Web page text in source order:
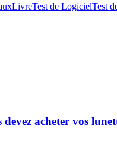
LivreTest de LogicielTest
acheter vos